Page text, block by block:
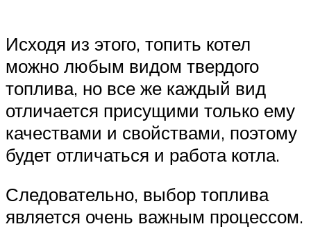
Исходя из этого, топить котел
можно любым видом твердого
топлива, но все же каждый вид
отличается присущими только ему
качествами и свойствами, поэтому
будет отличаться и работа котла.
Следовательно, выбор топлива
является очень важным процессом.